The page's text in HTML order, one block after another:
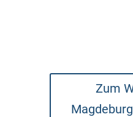
Zum